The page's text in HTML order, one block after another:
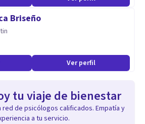
Briseño
Ver perfil
tu viaje de bienestar
red de psicólogos calificados. Empatía y
a tu servicio.